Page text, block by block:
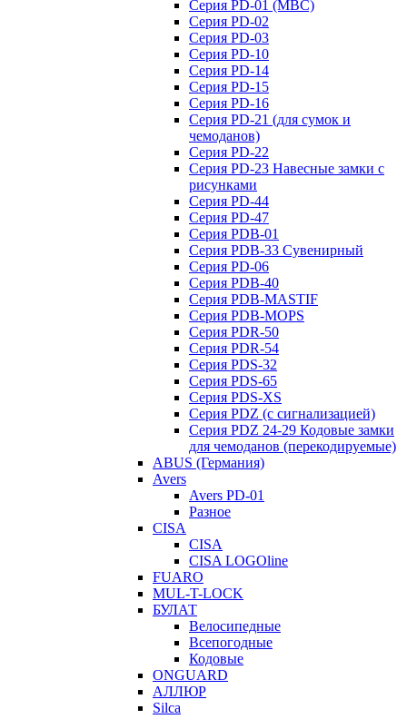
Серия PD-01 (МВС)
Серия PD-02
Серия PD-03
Серия PD-10
Серия PD-14
Серия PD-15
Серия PD-16
Серия PD-21 (для сумок и
чемоданов)
Серия PD-22
Серия PD-23 Навесные замки с
рисунками
Серия PD-44
Серия PD-47
Серия PDB-01
Серия PDB-33 Сувенирный
Серия PD-06
Серия PDB-40
Серия PDB-MASTIF
Серия PDB-MOPS
Серия PDR-50
Серия PDR-54
Серия PDS-32
Серия PDS-65
Серия PDS-XS
Серия PDZ (с сигнализацией)
Серия PDZ 24-29 Кодовые замки
для чемоданов (перекодируемые)
ABUS (Германия)
Avers
Avers PD-01
Разное
CISA
CISA
CISA LOGOline
FUARO
MUL-T-LOCK
БУЛАТ
Велосипедные
Всепогодные
Кодовые
ONGUARD
АЛЛЮР
Silca